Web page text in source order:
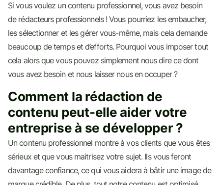
Si vous voulez un contenu professionnel, vous avez besoin
de rédacteurs professionnels ! Vous pourriez les embaucher,
les sélectionner et les gérer vous-même, mais cela demande
beaucoup de temps et d’efforts. Pourquoi vous imposer tout
cela alors que vous pouvez simplement nous dire ce dont
vous avez besoin et nous laisser nous en occuper ?
Comment la rédaction de
contenu peut-elle aider votre
entreprise à se développer ?
Un contenu professionnel montre à vos clients que vous êtes
sérieux et que vous maitrisez votre sujet. Ils vous feront
davantage confiance, ce qui vous aidera à bâtir une image de